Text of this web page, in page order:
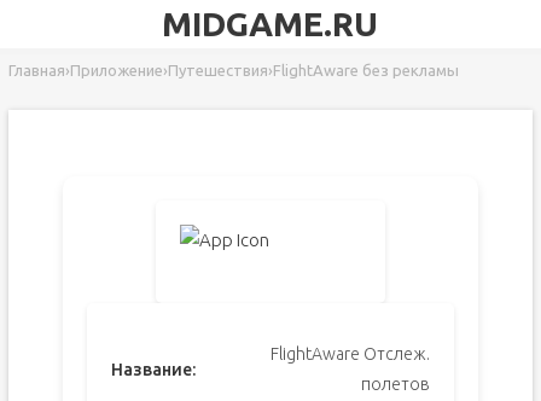
MIDGAME.RU
Главная›Приложение›Путешествия›FlightAware без рекламы
Название:
FlightAware Отслеж.
полетов